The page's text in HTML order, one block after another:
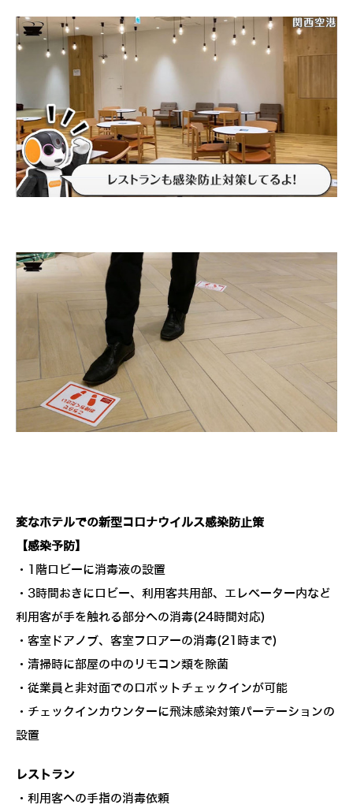
変なホテルでの新型コロナウイルス感染防止策
【感染予防】
・1階ロビーに消毒液の設置
・3時間おきにロビー、利用客共用部、エレベーター内など
利用客が手を触れる部分への消毒(24時間対応)
・客室ドアノブ、客室フロアーの消毒(21時まで)
・清掃時に部屋の中のリモコン類を除菌
・従業員と非対面でのロボットチェックインが可能
・チェックインカウンターに飛沫感染対策パーテーションの
設置
レストラン
・利用客への手指の消毒依頼